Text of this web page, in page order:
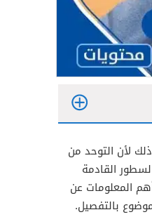
لأن التوحد من
القادمة
المعلومات عن
بالتفصيل.